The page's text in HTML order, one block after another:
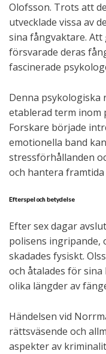
Olofsson. Trots att
utvecklade vissa av
sina fångvaktare. Att
försvarade deras
fascinerade
Denna psykologiska
etablerad term inom
Forskare började
emotionella band
stressförhållanden
och hantera
Efterspel och betydelse
Efter sex dagar
polisens ingripande,
skadades fysiskt.
och åtalades för
olika längder av
Händelsen vid
rättsväsende och
aspekter av